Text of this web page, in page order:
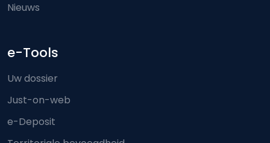
Nieuws
e-Tools
Uw dossier
Just-on-web
e-Deposit